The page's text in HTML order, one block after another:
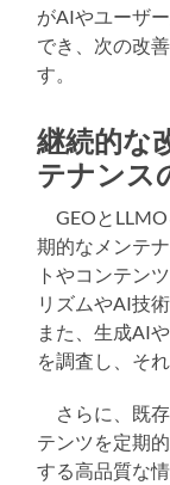
がAIやユーザ
でき、次の改
す。
継続的な
テナンス
GEOとLLMO
期的なメンテ
トやコンテン
リズムやAI技
また、生成AI
を調査し、そ
さらに、既
テンツを定期
する高品質な